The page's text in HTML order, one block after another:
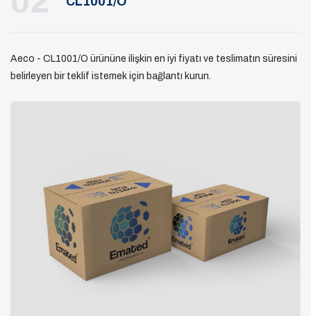
Aeco - CL1001/O ürününe ilişkin en iyi fiyatı ve teslimatın süresini
belirleyen bir teklif istemek için bağlantı kurun.